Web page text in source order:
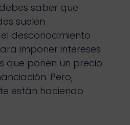
saber que
suelen
desconocimiento
imponer intereses
que ponen un precio
Pero,
están haciendo